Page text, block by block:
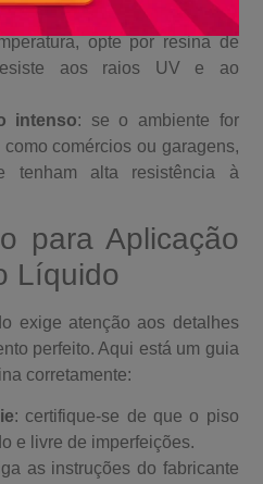
: para áreas expostas ao sol
opte por resina de
aos raios UV e ao
intenso: se o ambiente for
comércios ou garagens,
tenham alta resistência à
para Aplicação
Líquido
exige atenção aos detalhes
perfeito. Aqui está um guia
corretamente:
: certifique-se de que o piso
e livre de imperfeições.
as instruções do fabricante